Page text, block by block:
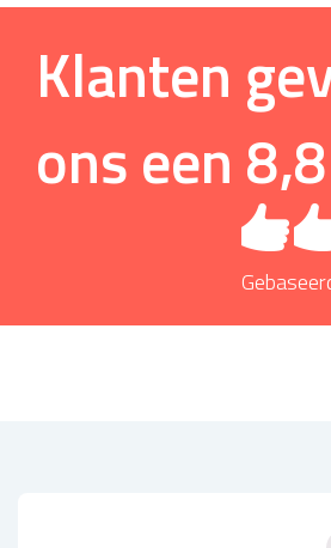
Klanten
ons een8,8